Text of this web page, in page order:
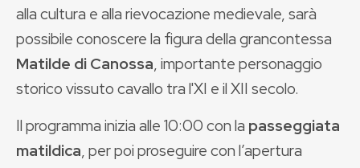
alla cultura e alla rievocazione medievale, sarà
possibile conoscere la figura della grancontessa
Matilde di Canossa, importante personaggio
storico vissuto cavallo tra l'XI e il XII secolo.
Il programma inizia alle 10:00 con la passeggiata
matildica, per poi proseguire con l’apertura